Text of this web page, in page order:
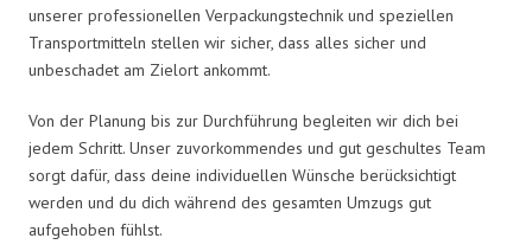
unserer professionellen Verpackungstechnik und speziellen
Transportmitteln stellen wir sicher, dass alles sicher und
unbeschadet am Zielort ankommt.
Von der Planung bis zur Durchführung begleiten wir dich bei
jedem Schritt. Unser zuvorkommendes und gut geschultes Team
sorgt dafür, dass deine individuellen Wünsche berücksichtigt
werden und du dich während des gesamten Umzugs gut
aufgehoben fühlst.